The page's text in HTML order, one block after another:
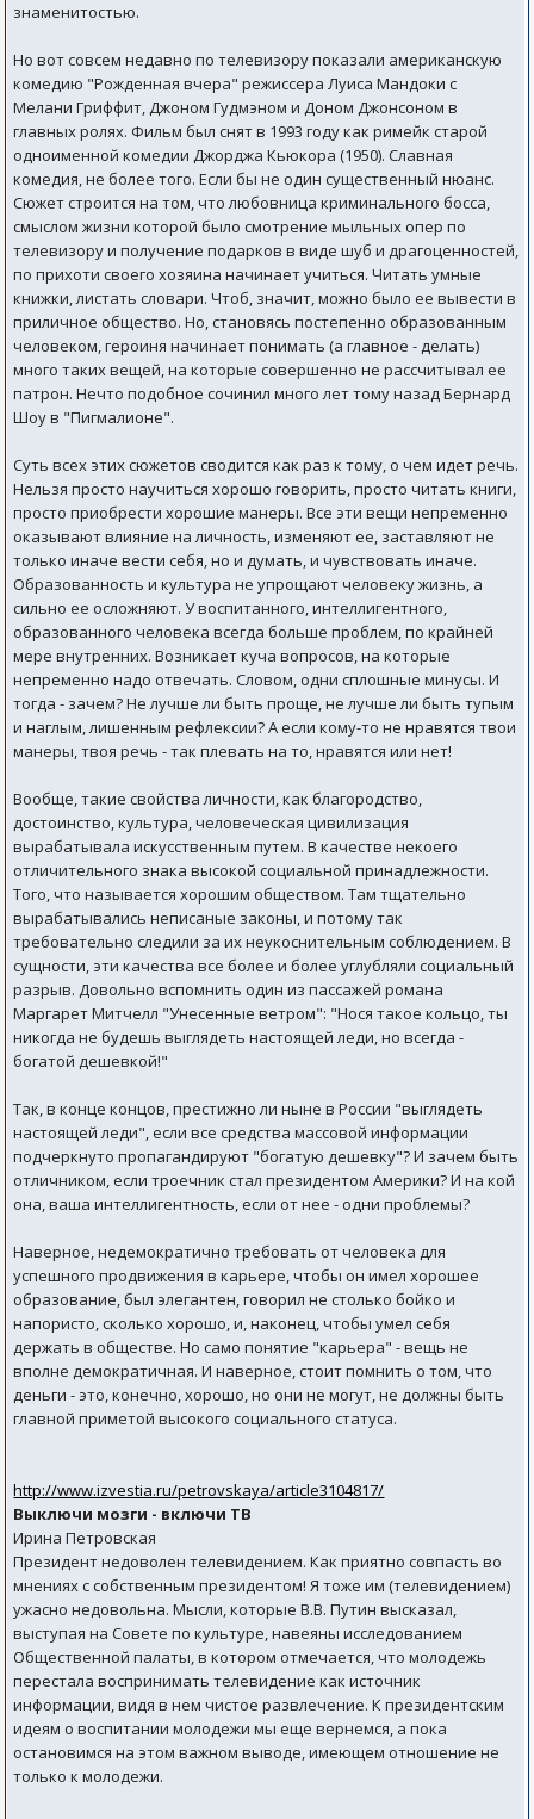
знаменитостью.
Но вот совсем недавно по телевизору показали американскую
комедию "Рожденная вчера" режиссера Луиса Мандоки с
Мелани Гриффит, Джоном Гудмэном и Доном Джонсоном в
главных ролях. Фильм был снят в 1993 году как римейк старой
одноименной комедии Джорджа Кьюкора (1950). Славная
комедия, не более того. Если бы не один существенный нюанс.
Сюжет строится на том, что любовница криминального босса,
смыслом жизни которой было смотрение мыльных опер по
телевизору и получение подарков в виде шуб и драгоценностей,
по прихоти своего хозяина начинает учиться. Читать умные
книжки, листать словари. Чтоб, значит, можно было ее вывести в
приличное общество. Но, становясь постепенно образованным
человеком, героиня начинает понимать (а главное - делать)
много таких вещей, на которые совершенно не рассчитывал ее
патрон. Нечто подобное сочинил много лет тому назад Бернард
Шоу в "Пигмалионе".
Суть всех этих сюжетов сводится как раз к тому, о чем идет речь.
Нельзя просто научиться хорошо говорить, просто читать книги,
просто приобрести хорошие манеры. Все эти вещи непременно
оказывают влияние на личность, изменяют ее, заставляют не
только иначе вести себя, но и думать, и чувствовать иначе.
Образованность и культура не упрощают человеку жизнь, а
сильно ее осложняют. У воспитанного, интеллигентного,
образованного человека всегда больше проблем, по крайней
мере внутренних. Возникает куча вопросов, на которые
непременно надо отвечать. Словом, одни сплошные минусы. И
тогда - зачем? Не лучше ли быть проще, не лучше ли быть тупым
и наглым, лишенным рефлексии? А если кому-то не нравятся твои
манеры, твоя речь - так плевать на то, нравятся или нет!
Вообще, такие свойства личности, как благородство,
достоинство, культура, человеческая цивилизация
вырабатывала искусственным путем. В качестве некоего
отличительного знака высокой социальной принадлежности.
Того, что называется хорошим обществом. Там тщательно
вырабатывались неписаные законы, и потому так
требовательно следили за их неукоснительным соблюдением. В
сущности, эти качества все более и более углубляли социальный
разрыв. Довольно вспомнить один из пассажей романа
Маргарет Митчелл "Унесенные ветром": "Нося такое кольцо, ты
никогда не будешь выглядеть настоящей леди, но всегда -
богатой дешевкой!"
Так, в конце концов, престижно ли ныне в России "выглядеть
настоящей леди", если все средства массовой информации
подчеркнуто пропагандируют "богатую дешевку"? И зачем быть
отличником, если троечник стал президентом Америки? И на кой
она, ваша интеллигентность, если от нее - одни проблемы?
Наверное, недемократично требовать от человека для
успешного продвижения в карьере, чтобы он имел хорошее
образование, был элегантен, говорил не столько бойко и
напористо, сколько хорошо, и, наконец, чтобы умел себя
держать в обществе. Но само понятие "карьера" - вещь не
вполне демократичная. И наверное, стоит помнить о том, что
деньги - это, конечно, хорошо, но они не могут, не должны быть
главной приметой высокого социального статуса.
http://www.izvestia.ru/petrovskaya/article3104817/
Выключи мозги - включи ТВ
Ирина Петровская
Президент недоволен телевидением. Как приятно совпасть во
мнениях с собственным президентом! Я тоже им (телевидением)
ужасно недовольна. Мысли, которые В.В. Путин высказал,
выступая на Совете по культуре, навеяны исследованием
Общественной палаты, в котором отмечается, что молодежь
перестала воспринимать телевидение как источник
информации, видя в нем чистое развлечение. К президентским
идеям о воспитании молодежи мы еще вернемся, а пока
остановимся на этом важном выводе, имеющем отношение не
только к молодежи.